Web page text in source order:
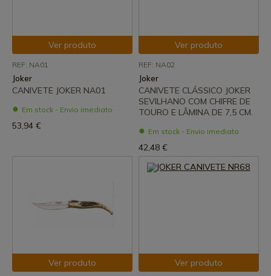
Ver produto
REF: NA01
Joker
CANIVETE JOKER NA01
Em stock - Envio imediato
53,94 €
Ver produto
REF: NA02
Joker
CANIVETE CLÁSSICO JOKER
SEVILHANO COM CHIFRE DE
TOURO E LÂMINA DE 7,5 CM.
Em stock - Envio imediato
42,48 €
Ver produto Ver produto